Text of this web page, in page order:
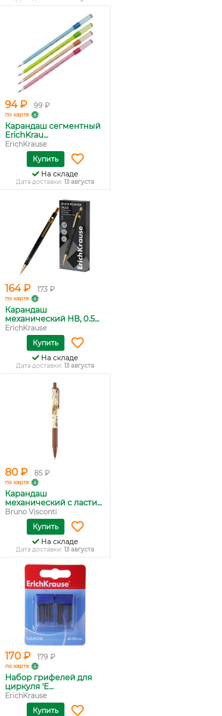
94 ₽ 99 ₽
по карте
Карандаш сегментный
ErichKrau...
ErichKrause
Купить
На складе
Дата доставки: 13 августа
164 ₽ 173 ₽
по карте
Карандаш
механический НВ, 0.5...
ErichKrause
Купить
На складе
Дата доставки: 13 августа
80 ₽ 85 ₽
по карте
Карандаш
механический с ласти...
Bruno Visconti
Купить
На складе
Дата доставки: 13 августа
170 ₽ 179 ₽
по карте
Набор грифелей для
циркуля 'E...
ErichKrause
Купить